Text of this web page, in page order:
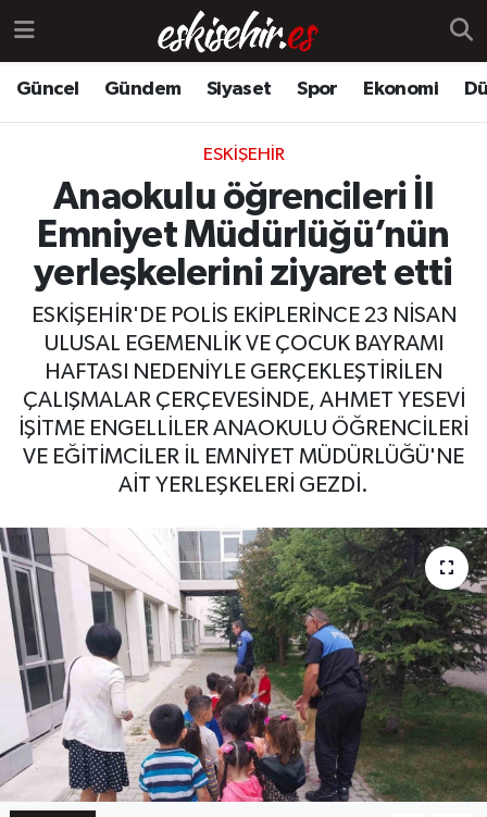
Güncel Gündem Siyaset Spor Ekonomi
ESKIŞEHIR
Anaokulu öğrencileri İl
Emniyet Müdürlüğü’nün
yerleşkelerini ziyaret etti
ESKİŞEHİR'DE POLİS EKİPLERİNCE 23 NİSAN
ULUSAL EGEMENLİK VE ÇOCUK BAYRAMI
HAFTASI NEDENİYLE GERÇEKLEŞTİRİLEN
ÇALIŞMALAR ÇERÇEVESİNDE, AHMET YESEVİ
İŞİTME ENGELLİLER ANAOKULU ÖĞRENCİLERİ
VE EĞİTİMCİLER İL EMNİYET MÜDÜRLÜĞÜ'NE
AİT YERLEŞKELERİ GEZDİ.